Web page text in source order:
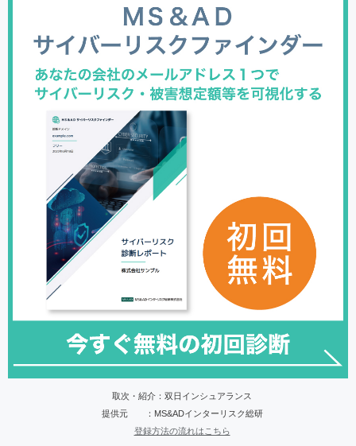
取次・紹介：双日インシュアランス
提供元 ：MS&ADインターリスク総研
登録方法の流れはこちら